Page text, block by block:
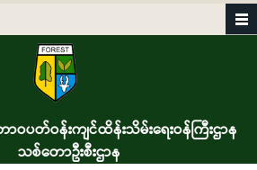
တ်ဝန်းကျင်ထိန်းသိမ်းရေးဝန်ကြီးဌာန
သစ်တောဦးစီးဌာန